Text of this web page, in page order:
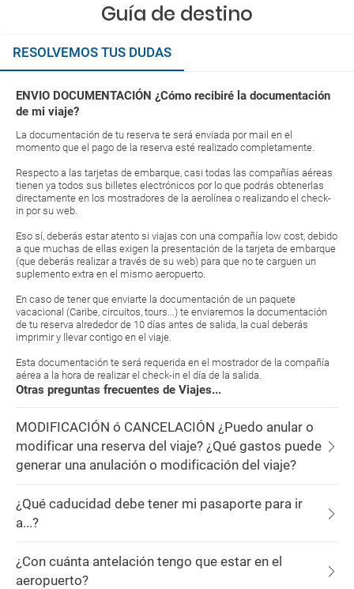
Guía de destino
RESOLVEMOS TUS DUDAS
ENVIO DOCUMENTACIÓN ¿Cómo recibiré la documentación
de mi viaje?
La documentación de tu reserva te será enviada por mail en el
momento que el pago de la reserva esté realizado completamente.
Respecto a las tarjetas de embarque, casi todas las compañías aéreas
tienen ya todos sus billetes electrónicos por lo que podrás obtenerlas
directamente en los mostradores de la aerolínea o realizando el check-
in por su web.
Eso sí, deberás estar atento si viajas con una compañía low cost, debido
a que muchas de ellas exigen la presentación de la tarjeta de embarque
(que deberás realizar a través de su web) para que no te carguen un
suplemento extra en el mismo aeropuerto.
En caso de tener que enviarte la documentación de un paquete
vacacional (Caribe, circuitos, tours...) te enviaremos la documentación
de tu reserva alrededor de 10 días antes de salida, la cual deberás
imprimir y llevar contigo en el viaje.
Esta documentación te será requerida en el mostrador de la compañía
aérea a la hora de realizar el check-in el día de la salida.
Otras preguntas frecuentes de Viajes...
MODIFICACIÓN ó CANCELACIÓN ¿Puedo anular o
modificar una reserva del viaje? ¿Qué gastos puede
generar una anulación o modificación del viaje?
¿Qué caducidad debe tener mi pasaporte para ir
a...?
¿Con cuánta antelación tengo que estar en el
aeropuerto?